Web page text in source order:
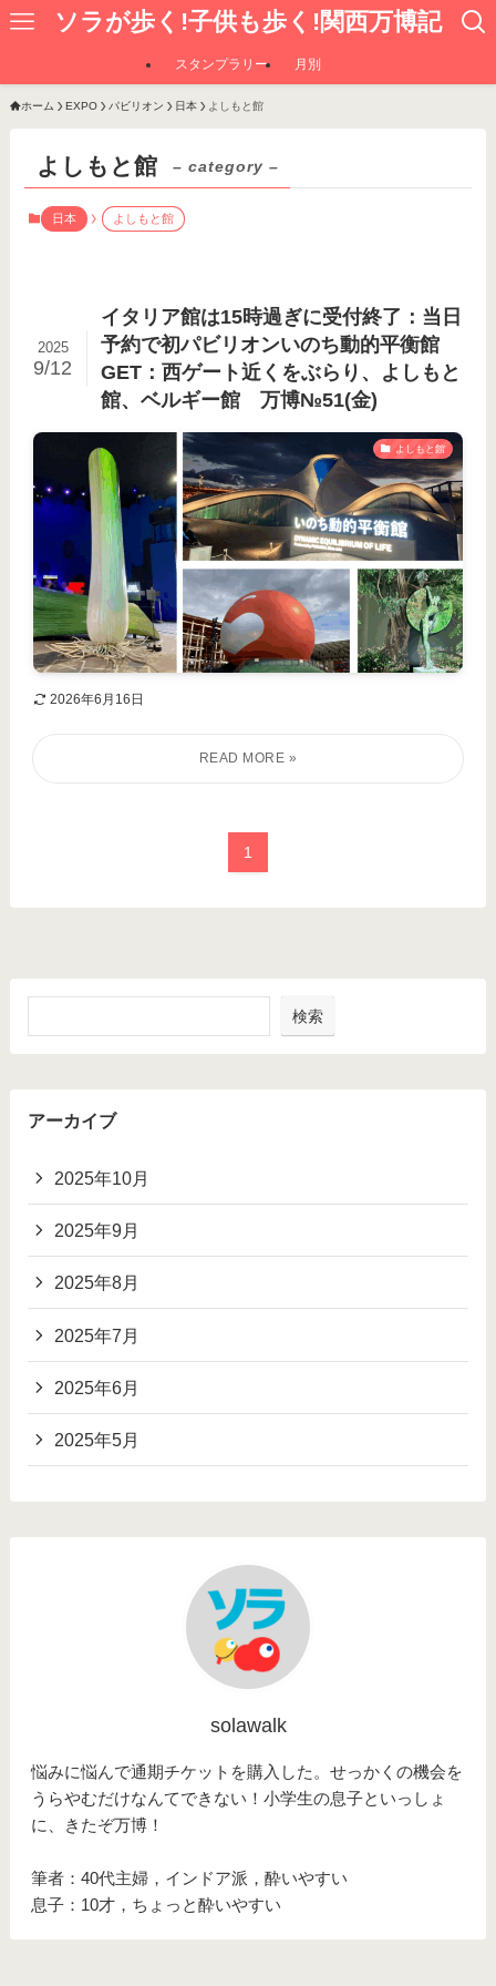
ソラが歩く!子供も歩く!関西万博記
スタンプラリー 月別
ホーム EXPO パビリオン 日本 よしもと館
よしもと館 – category –
日本 よしもと館
イタリア館は15時過ぎに受付終了：当日
予約で初パビリオンいのち動的平衡館
GET：西ゲート近くをぶらり、よしもと
館、ベルギー館 万博№51(金)
2025
9/12
よしもと館
2026年6月16日
1
検索
アーカイブ
2025年10月
2025年9月
2025年8月
2025年7月
2025年6月
2025年5月
solawalk
悩みに悩んで通期チケットを購入した。せっかくの機会を
うらやむだけなんてできない！小学生の息子といっしょ
に、きたぞ万博！
筆者：40代主婦，インドア派，酔いやすい
息子：10才，ちょっと酔いやすい